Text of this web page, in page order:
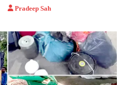
Pradeep Sah